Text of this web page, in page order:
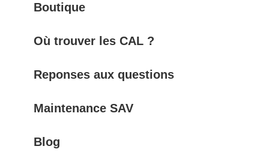
Boutique
Où trouver les CAL ?
Reponses aux questions
Maintenance SAV
Blog